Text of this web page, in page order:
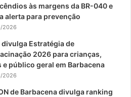
às margens da BR-040 e
alerta para prevenção
2026
divulga Estratégia de
2026 para crianças,
e público geral em Barbacena
2026
de Barbacena divulga ranking